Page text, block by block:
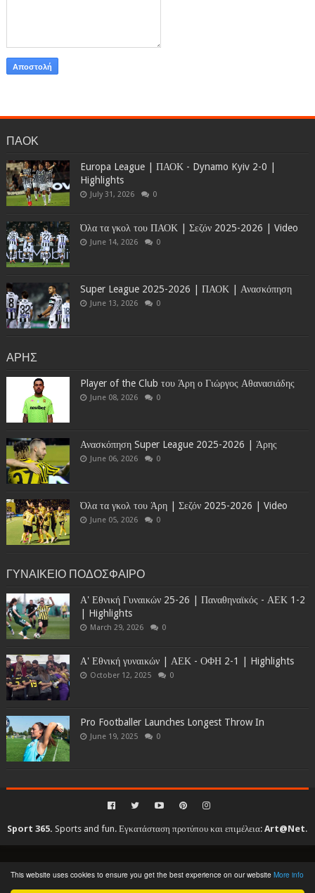
This website uses cookies to ensure you get the best experience on our website More info
ΠΑΟΚ
Europa League | ΠΑΟΚ - Dynamo Kyiv 2-0 |
Highlights
July 31, 2026 0
Όλα τα γκολ του ΠΑΟΚ | Σεζόν 2025-2026 | Video
June 14, 2026 0
Super League 2025-2026 | ΠΑΟΚ | Ανασκόπηση
June 13, 2026 0
ΑΡΗΣ
Player of the Club του Άρη ο Γιώργος Αθανασιάδης
June 08, 2026 0
Ανασκόπηση Super League 2025-2026 | Άρης
June 06, 2026 0
Όλα τα γκολ του Άρη | Σεζόν 2025-2026 | Video
June 05, 2026 0
ΓΥΝΑΙΚΕΙΟ ΠΟΔΟΣΦΑΙΡΟ
Α' Εθνική Γυναικών 25-26 | Παναθηναϊκός - ΑΕΚ 1-2
| Highlights
March 29, 2026 0
Α' Εθνική γυναικών | ΑΕΚ - ΟΦΗ 2-1 | Highlights
October 12, 2025 0
Pro Footballer Launches Longest Throw In
June 19, 2025 0
Sport 365. Sports and fun. Εγκατάσταση προτύπου και επιμέλεια:Art@Net.